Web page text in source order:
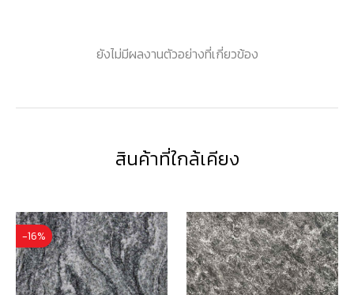
ยังไม่มีผลงานตัวอย่างที่เกี่ยวข้อง
สินค้าที่ใกล้เคียง
-16%